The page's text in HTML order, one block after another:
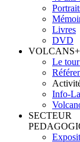
Livres
DVD
VOLCANS+
Le
Info-
SECTEUR